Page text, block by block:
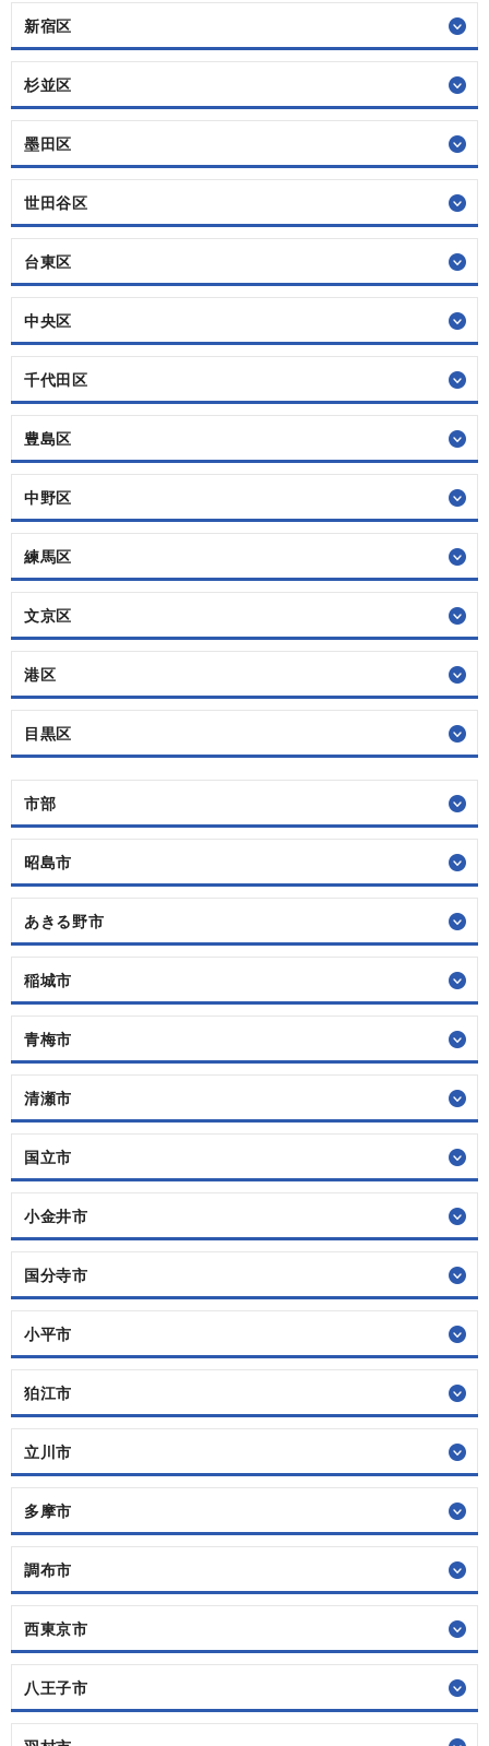
新宿区
杉並区
墨田区
世田谷区
台東区
中央区
千代田区
豊島区
中野区
練馬区
文京区
港区
目黒区
市部
昭島市
あきる野市
稲城市
青梅市
清瀬市
国立市
小金井市
国分寺市
小平市
狛江市
立川市
多摩市
調布市
西東京市
八王子市